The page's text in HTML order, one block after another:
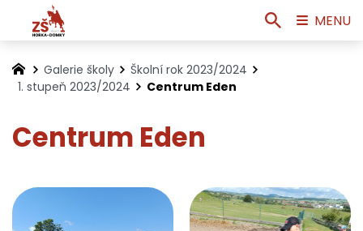
Galerie školy
Školní rok 2023/2024
1. stupeň 2023/2024
Centrum Eden
Centrum Eden
MENU